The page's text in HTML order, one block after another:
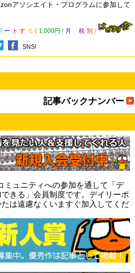
アソシエイト・プログラムに参加して
ー ト す る ( 1,000円 / 月 税 別 )
SNS!
記事バックナンバー
ミュニティへの参加を通して「デ
きる」会員制度です。デイリーポ
は遠慮なくいますぐ加入してくだ